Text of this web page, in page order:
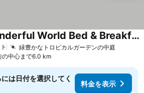
緑豊かなトロピカルガーデンの中庭
Maui What a Wonderful World Bed & Breakfast
の中心まで6.0 km
は日付を選択してく
料金を表示